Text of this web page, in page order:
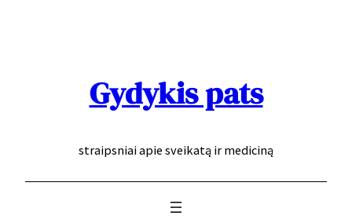
Gydykis pats
straipsniai apie sveikatą ir mediciną